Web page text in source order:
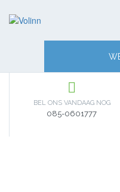
BEL ONS VANDAAG NOG
085-0601777